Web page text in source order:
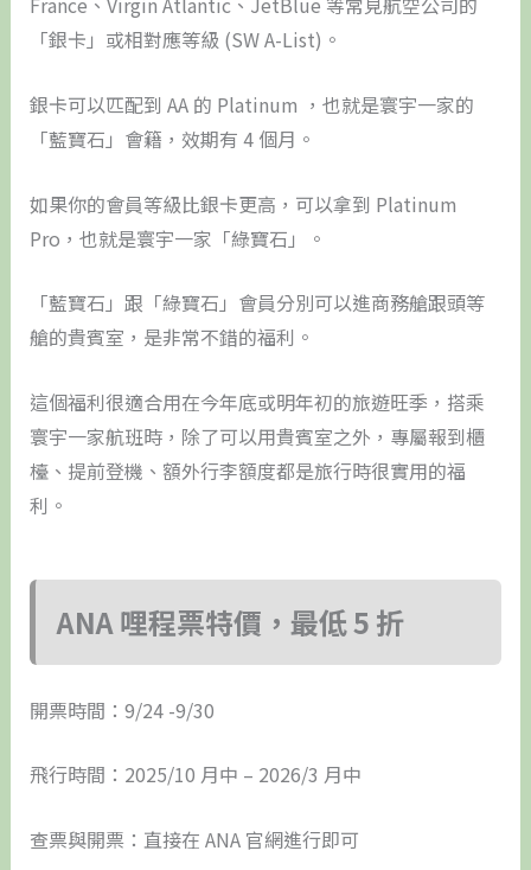
「銀卡」或相對應等級 (SW A-List)。
銀卡可以匹配到 AA 的 Platinum ，也就是寰宇一家的
「藍寶石」會籍，效期有 4 個月。
如果你的會員等級比銀卡更高，可以拿到 Platinum
Pro，也就是寰宇一家「綠寶石」。
「藍寶石」跟「綠寶石」會員分別可以進商務艙跟頭等
艙的貴賓室，是非常不錯的福利。
這個福利很適合用在今年底或明年初的旅遊旺季，搭乘
寰宇一家航班時，除了可以用貴賓室之外，專屬報到櫃
檯、提前登機、額外行李額度都是旅行時很實用的福
利。
ANA 哩程票特價，最低 5 折
開票時間：9/24 -9/30
飛行時間：2025/10 月中 – 2026/3 月中
查票與開票：直接在 ANA 官網進行即可